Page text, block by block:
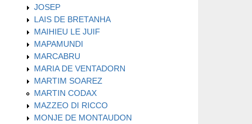
JOSEP
LAIS DE BRETANHA
MAIHIEU LE JUIF
MAPAMUNDI
MARCABRU
MARIA DE VENTADORN
MARTIM SOAREZ
MARTIN CODAX
MAZZEO DI RICCO
MONJE DE MONTAUDON